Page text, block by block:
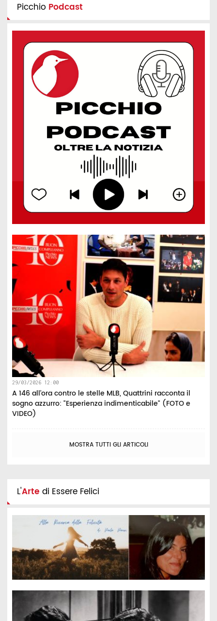
Picchio Podcast
29/03/2026 12:00
A 146 all’ora contro le stelle MLB, Quattrini racconta il
sogno azzurro: "Esperienza indimenticabile" (FOTO e
VIDEO)
MOSTRA TUTTI GLI ARTICOLI
L'Arte di Essere Felici